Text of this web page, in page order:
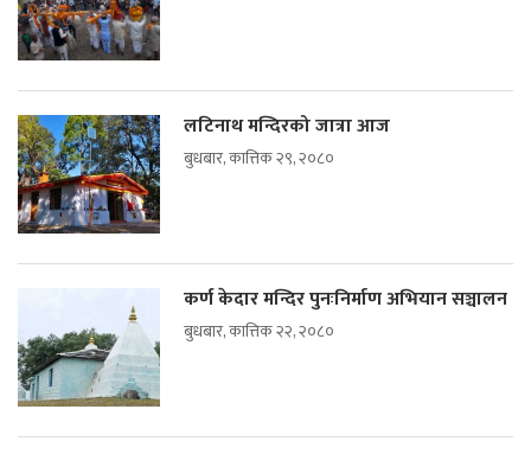
लटिनाथ मन्दिरको जात्रा आज
बुधबार, कात्तिक २९, २०८०
कर्ण केदार मन्दिर पुनःनिर्माण अभियान सञ्चालन
बुधबार, कात्तिक २२, २०८०